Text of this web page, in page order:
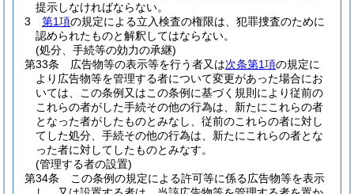
提示しなければならない。
3
第1項の規定による立入検査の権限は、犯罪捜査のために
認められたものと解釈してはならない。
(処分、手続等の効力の承継)
第33条
広告物等の表示等を行う者又は次条第1項の規定に
より広告物等を管理する者について変更があった場合にお
いては、この条例又はこの条例に基づく規則により従前の
これらの者がした手続その他の行為は、新たにこれらの者
となった者がしたものとみなし、従前のこれらの者に対し
てした処分、手続その他の行為は、新たにこれらの者とな
った者に対してしたものとみなす。
(管理する者の設置)
第34条
この条例の規定による許可等に係る広告物等を表示